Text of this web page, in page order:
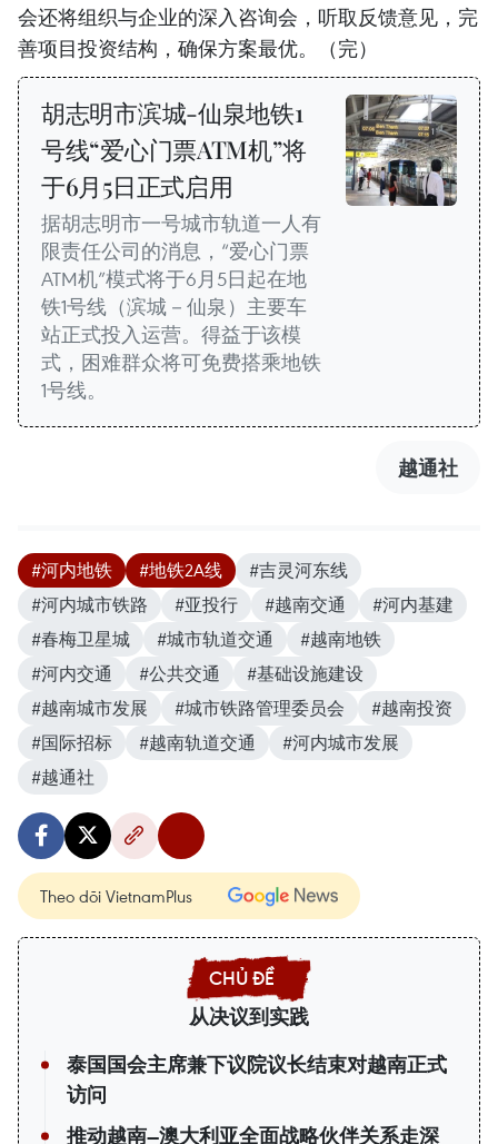
会还将组织与企业的深入咨询会，听取反馈意见，完
善项目投资结构，确保方案最优。（完）
胡志明市滨城-仙泉地铁1
号线“爱心门票ATM机”将
于6月5日正式启用
据胡志明市一号城市轨道一人有
限责任公司的消息，“爱心门票
ATM机”模式将于6月5日起在地
铁1号线（滨城－仙泉）主要车
站正式投入运营。得益于该模
式，困难群众将可免费搭乘地铁
1号线。
越通社
#河内地铁 #地铁2A线
#吉灵河东线
#河内城市铁路
#亚投行 #越南交通
#河内基建
#春梅卫星城
#城市轨道交通
#越南地铁
#河内交通
#公共交通
#基础设施建设
#越南城市发展
#城市铁路管理委员会
#越南投资
#国际招标
#越南轨道交通
#河内城市发展
#越通社
Theo dõi VietnamPlus
从决议到实践
泰国国会主席兼下议院议长结束对越南正式
访问
推动越南—澳大利亚全面战略伙伴关系走深